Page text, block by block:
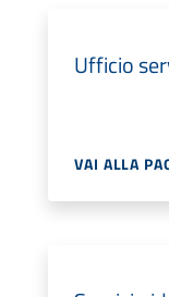
Ufficio
VAI ALLA